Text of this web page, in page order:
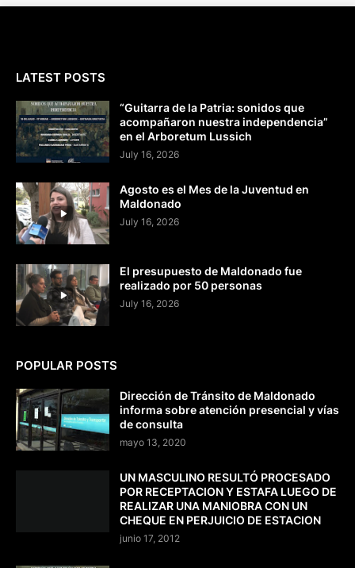
LATEST POSTS
“Guitarra de la Patria: sonidos que
acompañaron nuestra independencia”
en el Arboretum Lussich
July 16, 2026
Agosto es el Mes de la Juventud en
Maldonado
July 16, 2026
El presupuesto de Maldonado fue
realizado por 50 personas
July 16, 2026
POPULAR POSTS
Dirección de Tránsito de Maldonado
informa sobre atención presencial y vías
de consulta
mayo 13, 2020
UN MASCULINO RESULTÓ PROCESADO
POR RECEPTACION Y ESTAFA LUEGO DE
REALIZAR UNA MANIOBRA CON UN
CHEQUE EN PERJUICIO DE ESTACION
junio 17, 2012